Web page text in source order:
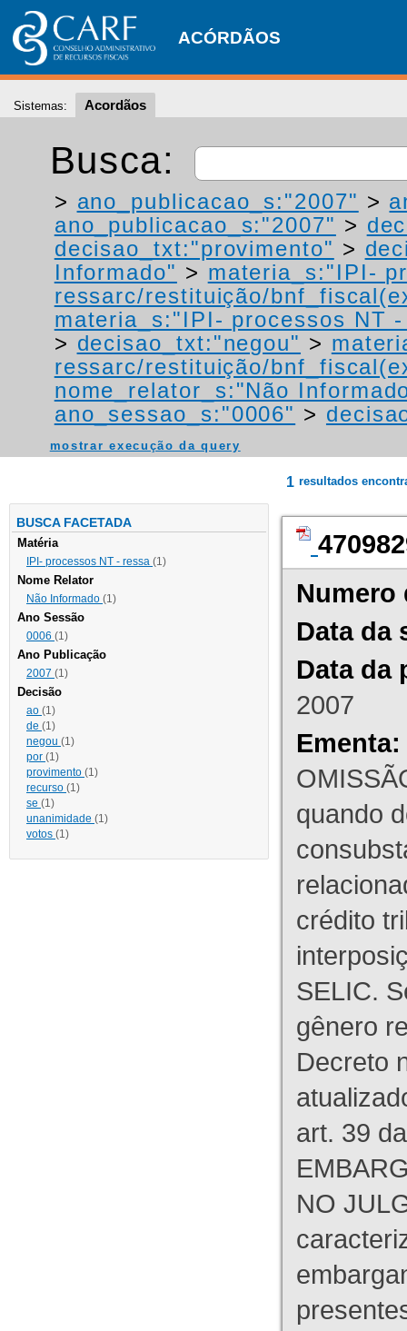
ACÓRDÃOS
Sistemas: Acordãos
Busca:
> ano_publicacao_s:"2007" >
ano_publicacao_s:"2007" >
decisao_txt:"provimento" >
Informado" > materia_s:"IPI-
ressarc/restituição/
materia_s:"IPI- processos NT
> decisao_txt:"negou" >
ressarc/restituição/
nome_relator_s:"Não
ano_sessao_s:"0006" >
mostrar execução da query
BUSCA FACETADA
Matéria
IPI- processos NT - ressa (1)
Nome Relator
Não Informado (1)
Ano Sessão
0006 (1)
Ano Publicação
2007 (1)
Decisão
ao (1)
de (1)
negou (1)
por (1)
provimento (1)
recurso (1)
se (1)
unanimidade (1)
votos (1)
1 resultados
Numero
Data da
Data da
2007
Ementa:
quando
crédito
SELIC.
gênero
Decreto
art. 39
NO